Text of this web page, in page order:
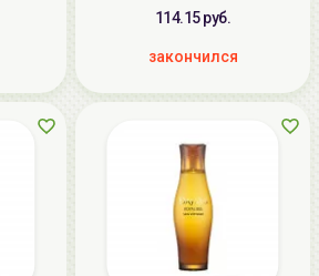
114.15 руб.
закончился